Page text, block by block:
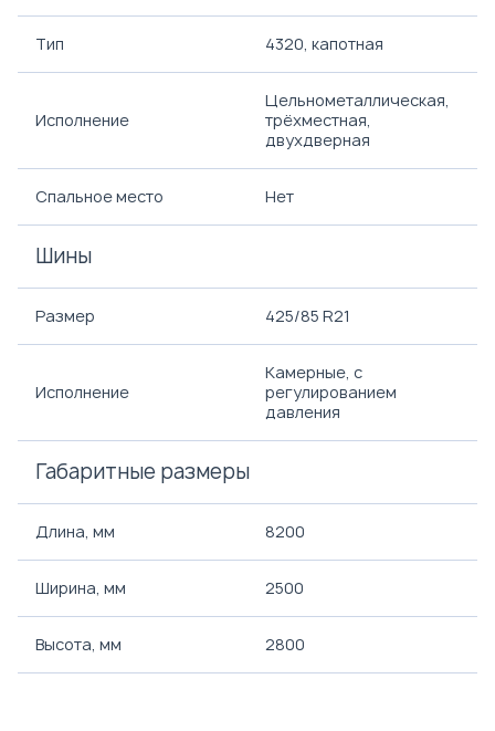
Тип 4320, капотная
Исполнение
Цельнометаллическая,
трёхместная,
двухдверная
Спальное место Нет
Шины
Размер 425/85 R21
Исполнение
Камерные, с
регулированием
давления
Габаритные размеры
Длина, мм 8200
Ширина, мм 2500
Высота, мм 2800